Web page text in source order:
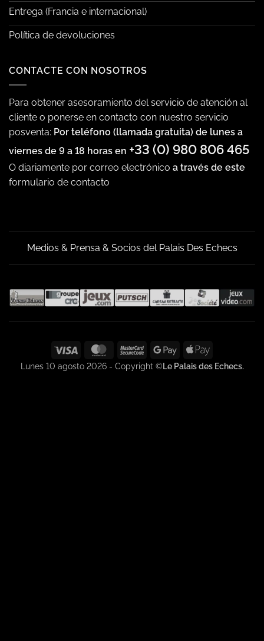
Entrega (Francia e internacional)
Política de devoluciones
CONTACTE CON NOSOTROS
Para obtener asesoramiento del servicio de atención al
cliente o ponerse en contacto con nuestro servicio
posventa: Por teléfono (llamada gratuita) de lunes a
viernes de 9 a 18 horas en +33 (0) 980 806 465
O diariamente por correo electrónico a través de este
formulario de contacto
Medios & Prensa & Socios del Palais Des Echecs
Visa MasterCardMasterCard
2
Google
Pay
Apple
Pay
Lunes 10 agosto 2026 - Copyright ©Le Palais des Echecs.